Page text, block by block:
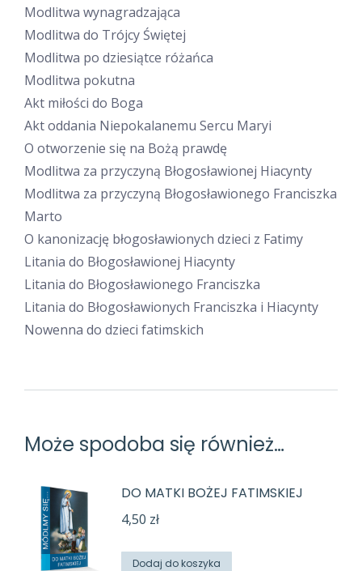
Modlitwa wynagradzająca
Modlitwa do Trójcy Świętej
Modlitwa po dziesiątce różańca
Modlitwa pokutna
Akt miłości do Boga
Akt oddania Niepokalanemu Sercu Maryi
O otworzenie się na Bożą prawdę
Modlitwa za przyczyną Błogosławionej Hiacynty
Modlitwa za przyczyną Błogosławionego Franciszka
Marto
O kanonizację błogosławionych dzieci z Fatimy
Litania do Błogosławionej Hiacynty
Litania do Błogosławionego Franciszka
Litania do Błogosławionych Franciszka i Hiacynty
Nowenna do dzieci fatimskich
Może spodoba się również…
DO MATKI BOŻEJ FATIMSKIEJ
4,50 zł
Dodaj do koszyka